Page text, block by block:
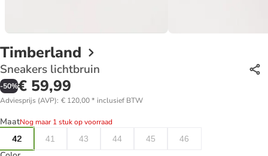
Timberland
Sneakers lichtbruin
-50%€ 59,99
Adviesprijs (AVP): € 120,00* inclusief BTW
MaatNog maar 1 stuk op voorraad
42
41 43 44 45 46